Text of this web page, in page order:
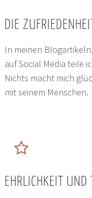
DIE
In meinen
auf Social Media teile
Nichts macht mich
mit seinem Menschen.
EHRLICHKEIT UND